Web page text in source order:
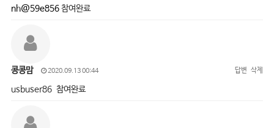
nh@59e856참여완료
콩콩맘 2020.09.13 00:44 답변 삭제
usbuser86 참여완료